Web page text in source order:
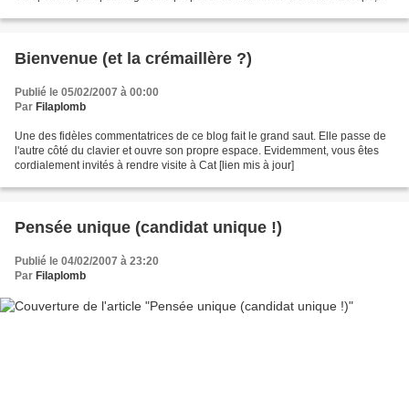
Bienvenue (et la crémaillère ?)
Publié le 05/02/2007 à 00:00
Par Filaplomb
Une des fidèles commentatrices de ce blog fait le grand saut. Elle passe de
l'autre côté du clavier et ouvre son propre espace. Evidemment, vous êtes
cordialement invités à rendre visite à Cat [lien mis à jour]
Pensée unique (candidat unique !)
Publié le 04/02/2007 à 23:20
Par Filaplomb